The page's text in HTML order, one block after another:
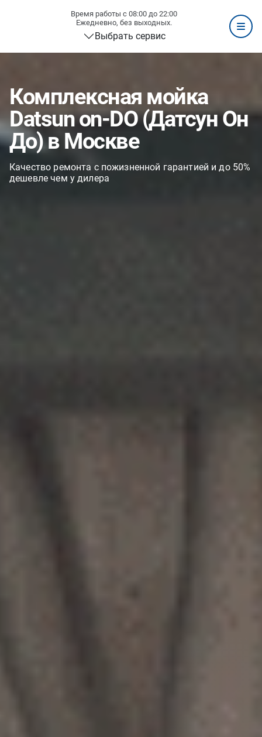
Время работы с 08:00 до 22:00
Ежедневно, без выходных.
Выбрать сервис
Комплексная мойка
Datsun on-DO (Датсун Он
До) в Москве
Качество ремонта с пожизненной гарантией и до 50%
дешевле чем у дилера